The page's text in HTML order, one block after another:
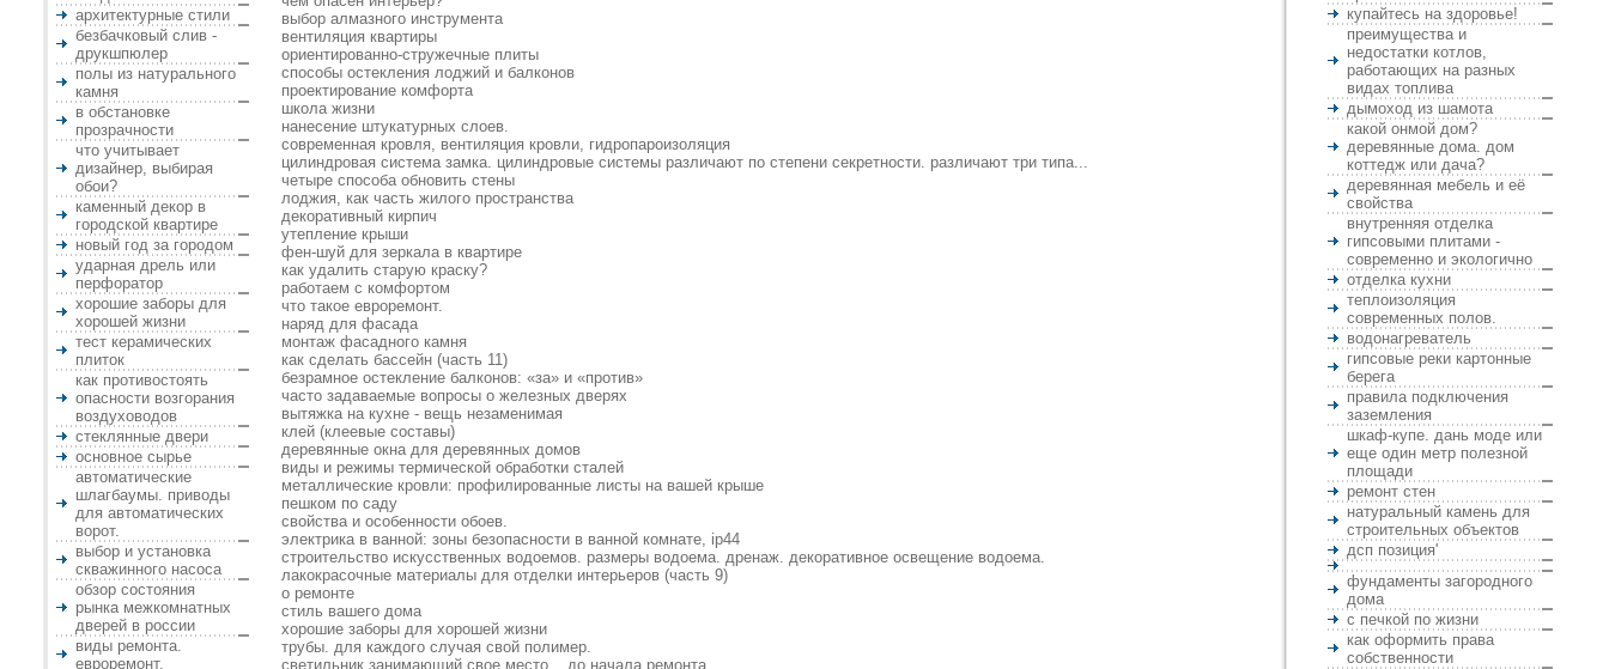
архитектурные стили
безбачковый слив -
друкшпюлер
полы из натурального
камня
в обстановке
прозрачности
что учитывает
дизайнер, выбирая
обои?
каменный декор в
городской квартире
новый год за городом
ударная дрель или
перфоратор
хорошие заборы для
хорошей жизни
тест керамических
плиток
как противостоять
опасности возгорания
воздуховодов
стеклянные двери
основное сырье
автоматические
шлагбаумы. приводы
для автоматических
ворот.
выбор и установка
скважинного насоса
обзор состояния
рынка межкомнатных
дверей в россии
виды ремонта.
евроремонт.
выбор алмазного инструмента
вентиляция квартиры
ориентированно-стружечные плиты
способы остекления лоджий и балконов
проектирование комфорта
школа жизни
нанесение штукатурных слоев.
современная кровля, вентиляция кровли, гидропароизоляция
цилиндровая система замка. цилиндровые системы различают по степени секретности. различают три типа...
четыре способа обновить стены
лоджия, как часть жилого пространства
декоративный кирпич
утепление крыши
фен-шуй для зеркала в квартире
как удалить старую краску?
работаем с комфортом
что такое евроремонт.
наряд для фасада
монтаж фасадного камня
как сделать бассейн (часть 11)
безрамное остекление балконов: «за» и «против»
часто задаваемые вопросы о железных дверях
вытяжка на кухне - вещь незаменимая
клей (клеевые составы)
деревянные окна для деревянных домов
виды и режимы термической обработки сталей
металлические кровли: профилированные листы на вашей крыше
пешком по саду
свойства и особенности обоев.
электрика в ванной: зоны безопасности в ванной комнате, ip44
строительство искусственных водоемов. размеры водоема. дренаж. декоративное освещение водоема.
лакокрасочные материалы для отделки интерьеров (часть 9)
о ремонте
стиль вашего дома
хорошие заборы для хорошей жизни
трубы. для каждого случая свой полимер.
светильник занимающий свое место... до начала ремонта.
купайтесь на здоровье!
преимущества и
недостатки котлов,
работающих на разных
видах топлива
дымоход из шамота
какой онмой дом?
деревянные дома. дом
коттедж или дача?
деревянная мебель и её
свойства
внутренняя отделка
гипсовыми плитами -
современно и экологично
отделка кухни
теплоизоляция
современных полов.
водонагреватель
гипсовые реки картонные
берега
правила подключения
заземления
шкаф-купе. дань моде или
еще один метр полезной
площади
ремонт стен
натуральный камень для
строительных объектов
дсп позиция'
фундаменты загородного
дома
с печкой по жизни
как оформить права
собственности